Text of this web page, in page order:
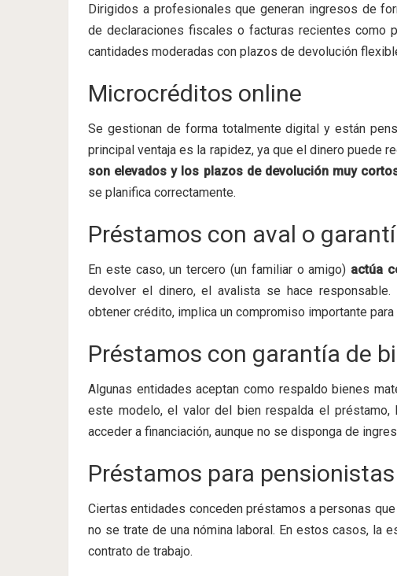
Dirigidos a profesionales que generan ingresos de
de declaraciones fiscales o facturas recientes como
cantidades moderadas con plazos de devolución
Microcréditos online
Se gestionan de forma totalmente digital y están
principal ventaja es la rapidez, ya que el dinero puede
son elevados y los plazos de devolución muy
se planifica correctamente.
Préstamos con aval o
En este caso, un tercero (un familiar o amigo) actúa
devolver el dinero, el avalista se hace
obtener crédito, implica un compromiso importante para
Préstamos con garantía de
Algunas entidades aceptan como respaldo bienes
este modelo, el valor del bien respalda el
acceder a financiación, aunque no se disponga de
Préstamos para
Ciertas entidades conceden préstamos a personas
no se trate de una nómina laboral. En estos casos, la
contrato de trabajo.